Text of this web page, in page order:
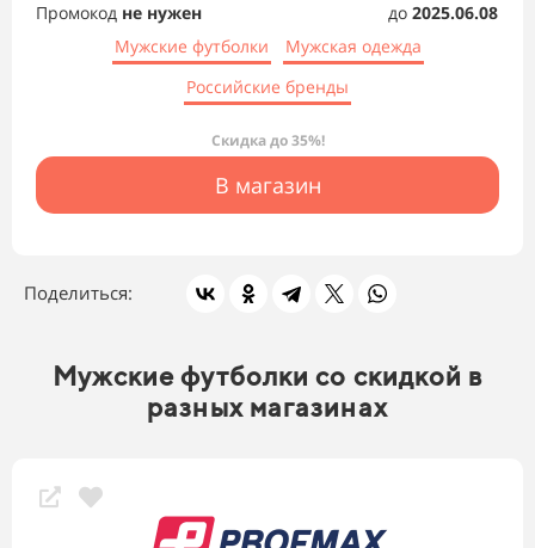
Промокод не нужен до 2025.06.08
Мужские футболки
Мужская одежда
Российские бренды
Скидка до 35%!
В магазин
Поделиться:
Мужские футболки со скидкой в
разных магазинах